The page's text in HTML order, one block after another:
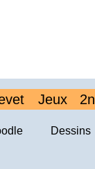
Jeux
Dessins